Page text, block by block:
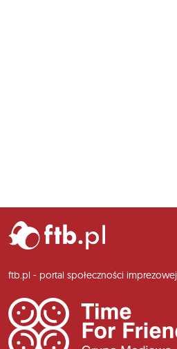
ftb.pl - portal społeczności imprezowej